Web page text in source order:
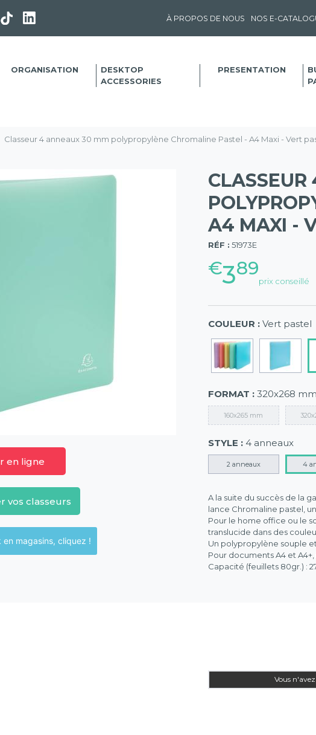
À PROPOS DE NOUS NOS E-
ORGANISATION
DESKTOP
ACCESSORIES
PRESENTATION
Classeur 4 anneaux 30 mm polypropylène Chromaline Pastel - A4 Maxi - Vert
en ligne
vos classeurs
Pour vérifier le stock en magasins, cliquez !
A4 MAXI -
RÉF : 51973E
€389
prix conseillé
(57)
COULEUR : Vert pastel
FORMAT : 320x268 mm
160x265 mm
STYLE : 4 anneaux
2 anneaux 4
A la suite du succès de la
lance Chromaline pastel,
Pour le home office ou le
translucide dans des
Un polypropylène souple
Pour documents A4 et
Capacité (feuillets 80gr.) :
Vous